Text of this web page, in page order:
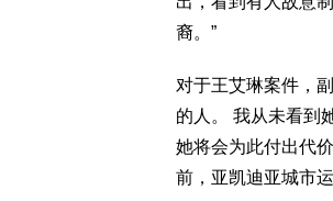
裔。”
对于王艾琳案件，
的人。 我从未看到
她将会为此付出代
前，亚凯迪亚城市